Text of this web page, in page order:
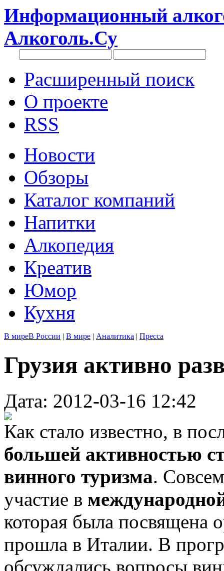
Информационный
Алкоголь.Су
Расширенный поиск
О проекте
RSS
Новости
Обзоры
Каталог компаний
Напитки
Алкопедия
Креатив
Юмор
Кухня
В миреВ России | В мире | Аналитика | Пресса
Грузия активно
Дата: 2012-03-16 12:42
Как стало известно, в
большей активностью
винного туризма.
участие в
которая была посвящена
прошла в Италии. В
обсуждались вопросы